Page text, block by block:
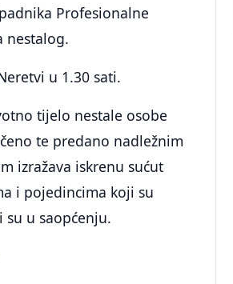
Profesionalne
nestalog.
u 1.30 sati.
tijelo nestale osobe
te predano nadležnim
izražava iskrenu sućut
i pojedincima koji su
u saopćenju.